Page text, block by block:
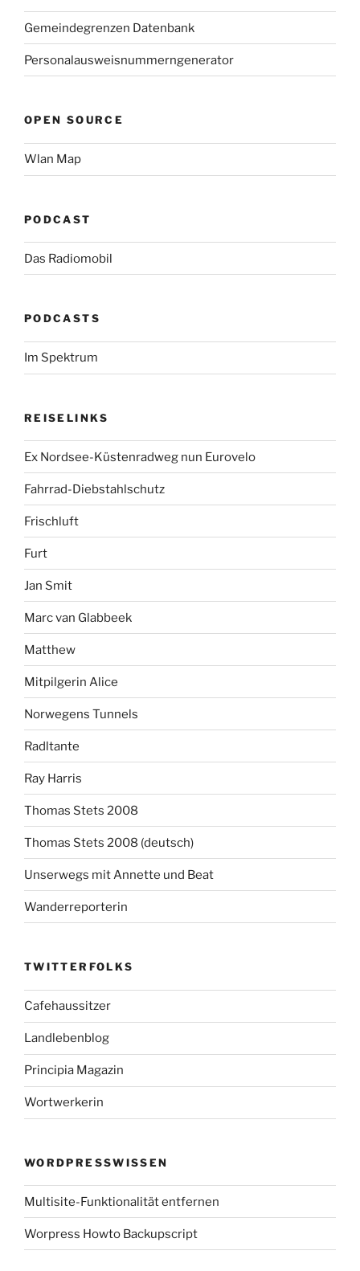
Gemeindegrenzen Datenbank
Personalausweisnummerngenerator
OPEN SOURCE
Wlan Map
PODCAST
Das Radiomobil
PODCASTS
Im Spektrum
REISELINKS
Ex Nordsee-Küstenradweg nun Eurovelo
Fahrrad-Diebstahlschutz
Frischluft
Furt
Jan Smit
Marc van Glabbeek
Matthew
Mitpilgerin Alice
Norwegens Tunnels
Radltante
Ray Harris
Thomas Stets 2008
Thomas Stets 2008 (deutsch)
Unserwegs mit Annette und Beat
Wanderreporterin
TWITTERFOLKS
Cafehaussitzer
Landlebenblog
Principia Magazin
Wortwerkerin
WORDPRESSWISSEN
Multisite-Funktionalität entfernen
Worpress Howto Backupscript